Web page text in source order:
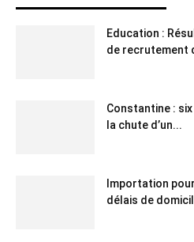
Education :
de recrutement
Constantine :
la chute d’un...
Importation
délais de